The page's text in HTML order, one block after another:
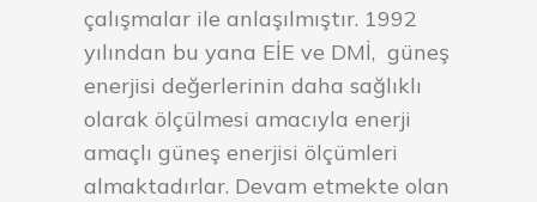
çalışmalar ile anlaşılmıştır. 1992
yılından bu yana EİE ve DMİ, güneş
enerjisi değerlerinin daha sağlıklı
olarak ölçülmesi amacıyla enerji
amaçlı güneş enerjisi ölçümleri
almaktadırlar. Devam etmekte olan